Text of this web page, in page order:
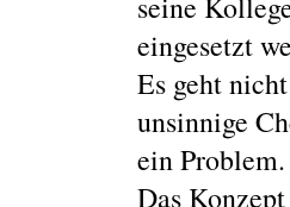
eingesetzt
Es geht
unsinnige
ein Problem.
Das